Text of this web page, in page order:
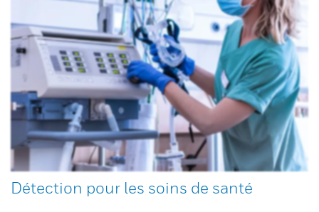
Détection pour les soins de santé